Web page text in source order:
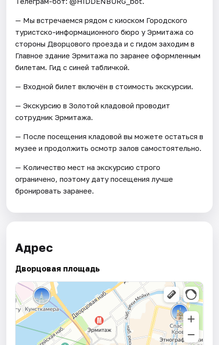
— Мы встречаемся рядом с киоском Городского
туристско-информационного бюро у Эрмитажа со
стороны Дворцового проезда и с гидом заходим в
Главное здание Эрмитажа по заранее оформленным
билетам. Гид с синей табличкой.
— Входной билет включён в стоимость экскурсии.
— Экскурсию в Золотой кладовой проводит
сотрудник Эрмитажа.
— После посещения кладовой вы можете остаться в
музее и продолжить осмотр залов самостоятельно.
— Количество мест на экскурсию строго
ограничено, поэтому дату посещения лучше
бронировать заранее.
Адрес
Дворцовая площадь